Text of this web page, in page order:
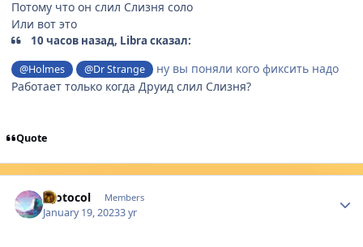
Потому что он слил Слизня соло
Или вот это
10 часов назад, Libra сказал:
@Holmes @Dr Strange
ну вы поняли кого фиксить надо
Работает только когда Друид слил Слизня?
Quote
Protocol Members
January 19, 20233 yr